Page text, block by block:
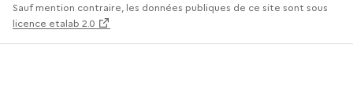
Sauf mention contraire, les données publiques de ce site sont sous
licence etalab 2.0